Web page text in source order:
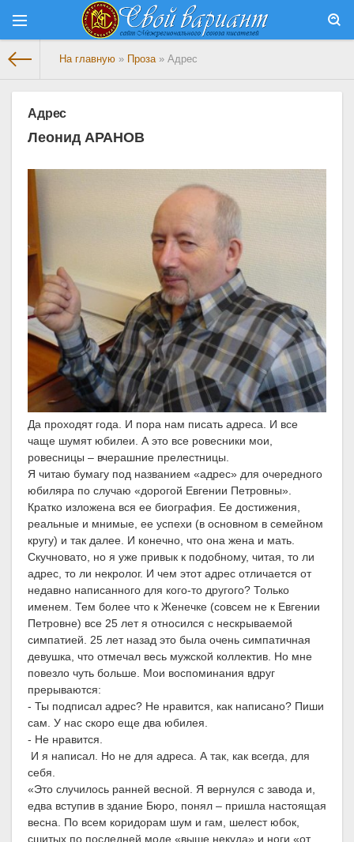
На главную » Проза» Адрес
Адрес
Леонид АРАНОВ
Да проходят года. И пора нам писать адреса. И все
чаще шумят юбилеи. А это все ровесники мои,
ровесницы – вчерашние прелестницы.
Я читаю бумагу под названием «адрес» для очередного
юбиляра по случаю «дорогой Евгении Петровны».
Кратко изложена вся ее биография. Ее достижения,
реальные и мнимые, ее успехи (в основном в семейном
кругу) и так далее. И конечно, что она жена и мать.
Скучновато, но я уже привык к подобному, читая, то ли
адрес, то ли некролог. И чем этот адрес отличается от
недавно написанного для кого-то другого? Только
именем. Тем более что к Женечке (совсем не к Евгении
Петровне) все 25 лет я относился с нескрываемой
симпатией. 25 лет назад это была очень симпатичная
девушка, что отмечал весь мужской коллектив. Но мне
повезло чуть больше. Мои воспоминания вдруг
прерываются:
- Ты подписал адрес? Не нравится, как написано? Пиши
сам. У нас скоро еще два юбилея.
- Не нравится.
И я написал. Но не для адреса. А так, как всегда, для
себя.
«Это случилось ранней весной. Я вернулся с завода и,
едва вступив в здание Бюро, понял – пришла настоящая
весна. По всем коридорам шум и гам, шелест юбок,
сшитых по последней моде «выше некуда» и ноги «от